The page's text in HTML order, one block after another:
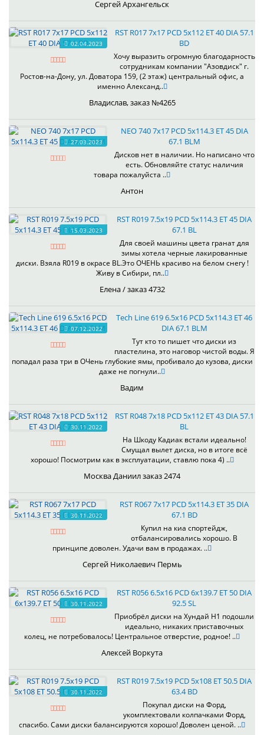
Сергей Архангельск
02.04.2023
RST R017 7x17 PCD 5x112 ET 40 DIA 57.1
BD
Хочу выразить огромную благодарность
сотрудникам компании "Азовдиск" г.
Ростов-на-Дону, ул. Доватора 159, (2 этаж) центральный офис, а
именно Александ..
Владислав, заказ №4265
27.03.2023
NEO 740 7x17 PCD 5x114.3 ET 45 DIA
67.1 BLM
Дисков нет в наличии. Но написано что
есть. Обновляйте статус наличия
товара пожалуйста ..
Антон
15.03.2023
RST R019 7.5x19 PCD 5x114.3 ET 45 DIA
67.1 BL
Для своей машины цвета гранат для
зимы хотела черные лакированные
диски. Взяла R019 в окрасе BL.Это ОЧЕНЬ красиво на белом снегу !
Живу в Сибири, пл..
Елена / заказ 4732
07.12.2022
Tech Line 619 6.5x16 PCD 5x114.3 ET 46
DIA 67.1 BLM
Тут кто то пишет что диски из
пластелина, это наговор чистой воды. Я
попадал раза три в ОЧень глубокие ямы, пробивало до кузова, диски
даже не погнули..
Вадим
30.11.2022
RST R048 7x18 PCD 5x112 ET 43 DIA 57.1
BL
На Шкоду Кадиак встали идеально!
Смущал вылет диска, но в итоге всё
хорошо! Посмотрим как в эксплуатации, ставлю пока 4) ..
Москва Даниил заказ 2474
30.11.2022
RST R067 7x17 PCD 5x114.3 ET 35 DIA
67.1 BD
Купил на киа спортейдж,
отбалансировались хорошо. В
принципе доволен. Удачи вам в продажах. ..
Сергей Николаевич Пермь
30.11.2022
RST R056 6.5x16 PCD 6x139.7 ET 50 DIA
92.5 SL
Приобрёл диски на Хундай H1 подошли
идеально, никаких приставочных
колец, не потребовалось! Центральное отверстие, родное! ..
Алексей Воркута
30.11.2022
RST R019 7.5x19 PCD 5x108 ET 50.5 DIA
63.4 BD
Покупал диски на Форд,
укомплектовали колпачками Форд,
спасибо. Сами диски балансируются хорошо! Доволен ценой. ..